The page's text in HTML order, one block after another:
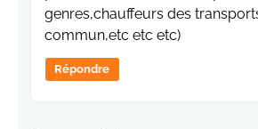
genres,chauffeurs des
commun,etc etc etc)
Répondre